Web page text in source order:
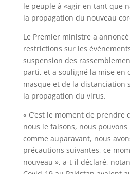
le peuple à «agir en tant que
la propagation du nouveau
Le Premier ministre a
restrictions sur les
suspension des
parti, et a souligné la mise
masque et de la distanciation
la propagation du virus.
« C’est le moment de prendre
nous le faisons, nous
comme auparavant, nous
précautions suivantes, ce
nouveau », a-t-il déclaré,